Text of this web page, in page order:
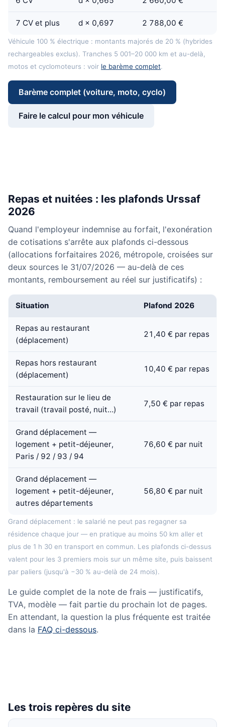
7 CV et plus d × 0,697 2 788,00 €
Véhicule 100 % électrique : montants majorés de 20 % (hybrides
rechargeables exclus). Tranches 5 001–20 000 km et au-delà,
motos et cyclomoteurs : voir le barème complet.
Barème complet (voiture, moto, cyclo)
Faire le calcul pour mon véhicule
Repas et nuitées : les plafonds Urssaf
2026
Quand l'employeur indemnise au forfait, l'exonération
de cotisations s'arrête aux plafonds ci-dessous
(allocations forfaitaires 2026, métropole, croisées sur
deux sources le 31/07/2026 — au-delà de ces
montants, remboursement au réel sur justificatifs) :
Situation Plafond 2026
Repas au restaurant
(déplacement)
21,40 € par repas
Repas hors restaurant
(déplacement)
10,40 € par repas
Restauration sur le lieu de
travail (travail posté, nuit…)
7,50 € par repas
Grand déplacement —
logement + petit-déjeuner,
Paris / 92 / 93 / 94
76,60 € par nuit
Grand déplacement —
logement + petit-déjeuner,
autres départements
56,80 € par nuit
Grand déplacement : le salarié ne peut pas regagner sa
résidence chaque jour — en pratique au moins 50 km aller et
plus de 1 h 30 en transport en commun. Les plafonds ci-dessus
valent pour les 3 premiers mois sur un même site, puis baissent
par paliers (jusqu'à −30 % au-delà de 24 mois).
Le guide complet de la note de frais — justificatifs,
TVA, modèle — fait partie du prochain lot de pages.
En attendant, la question la plus fréquente est traitée
dans la FAQ ci-dessous.
Les trois repères du site